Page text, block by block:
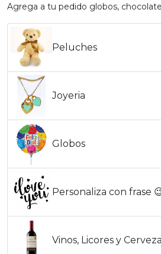
Agrega a tu pedido globos,
Peluches
Joyeria
Globos
Personaliza con frase
Vinos, Licores y